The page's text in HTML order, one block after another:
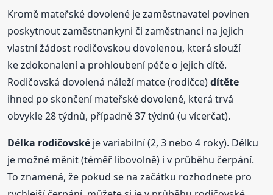
Kromě mateřské dovolené je zaměstnavatel povinen
poskytnout zaměstnankyni či zaměstnanci na jejich
vlastní žádost rodičovskou dovolenou, která slouží
ke zdokonalení a prohloubení péče o jejich dítě.
Rodičovská dovolená náleží matce (rodičce)dítěte
ihned po skončení mateřské dovolené, která trvá
obvykle 28 týdnů, případně 37 týdnů (u vícerčat).
Délka rodičovské je variabilní (2, 3 nebo 4 roky). Délku
je možné měnit (téměř libovolně) i v průběhu čerpání.
To znamená, že pokud se na začátku rozhodnete pro